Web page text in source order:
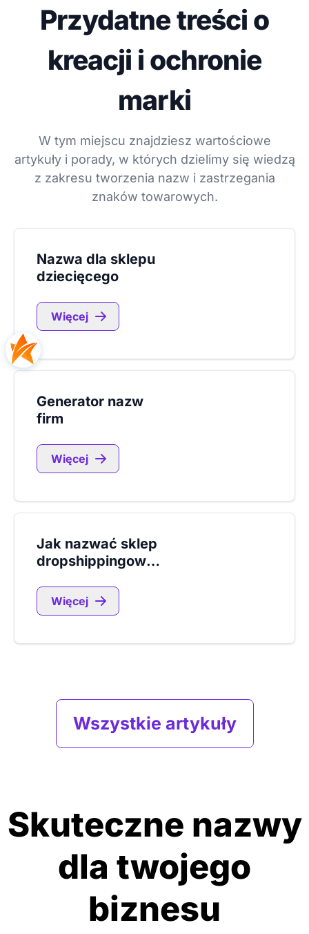
Przydatne treści o
kreacji i ochronie
marki
W tym miejscu znajdziesz wartościowe
artykuły i porady, w których dzielimy się wiedzą
z zakresu tworzenia nazw i zastrzegania
znaków towarowych.
Nazwa dla sklepu
dziecięcego
Więcej
Generator nazw
firm
Więcej
Jak nazwać sklep
dropshippingowy?
Więcej
Wszystkie artykuły
Skuteczne nazwy
dla twojego
biznesu